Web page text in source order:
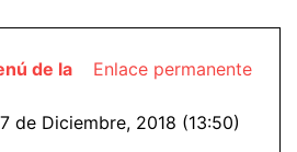
Enlace permanente
de la
de Diciembre, 2018 (13:50)